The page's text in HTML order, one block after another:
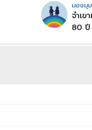
มองมุ
จำเข
80 ปี